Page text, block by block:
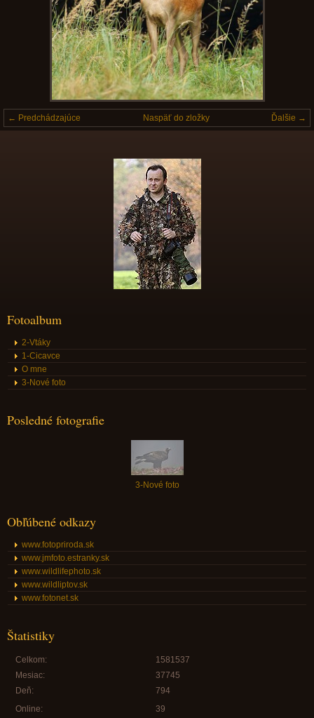
← Predchádzajúce Ďalšie →
Naspäť do zložky
Fotoalbum
2-Vtáky
1-Cicavce
O mne
3-Nové foto
Posledné fotografie
3-Nové foto
Obľúbené odkazy
www.fotopriroda.sk
www.jmfoto.estranky.sk
www.wildlifephoto.sk
www.wildliptov.sk
www.fotonet.sk
Štatistiky
Online: 39
Celkom:
1581537
Mesiac:
37745
Deň:
794